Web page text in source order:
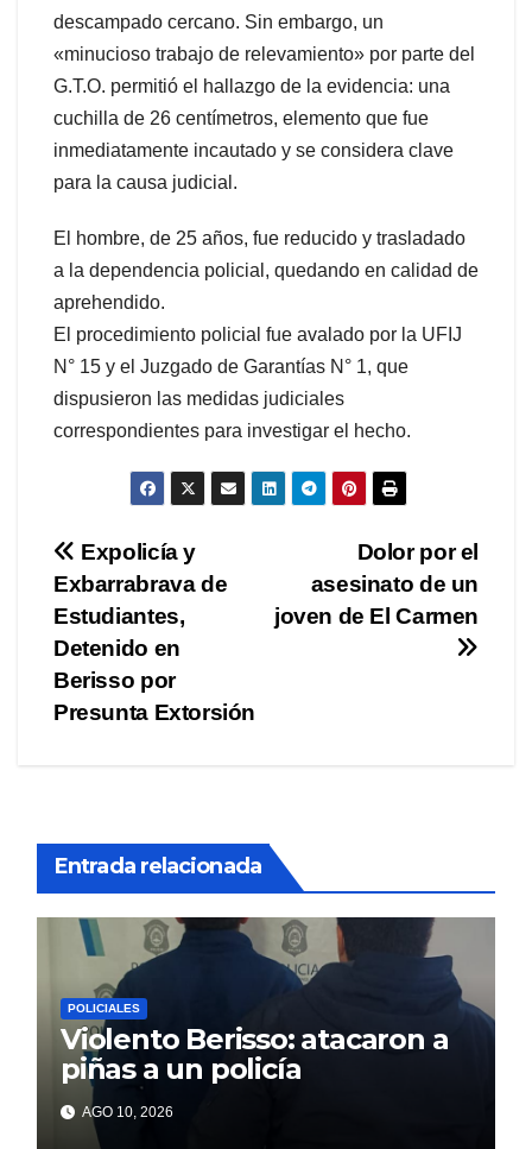
descampado cercano. Sin embargo, un
«minucioso trabajo de relevamiento» por parte del
G.T.O. permitió el hallazgo de la evidencia: una
cuchilla de 26 centímetros, elemento que fue
inmediatamente incautado y se considera clave
para la causa judicial.
El hombre, de 25 años, fue reducido y trasladado
a la dependencia policial, quedando en calidad de
aprehendido.
El procedimiento policial fue avalado por la UFIJ
N° 15 y el Juzgado de Garantías N° 1, que
dispusieron las medidas judiciales
correspondientes para investigar el hecho.
Navegación
de
entradas
Dolor por el
asesinato de un
joven de El Carmen
Expolicía y
Exbarrabrava de
Estudiantes,
Detenido en
Berisso por
Presunta Extorsión
Entrada relacionada
POLICIALES
Violento Berisso: atacaron a
piñas a un policía
AGO 10, 2026